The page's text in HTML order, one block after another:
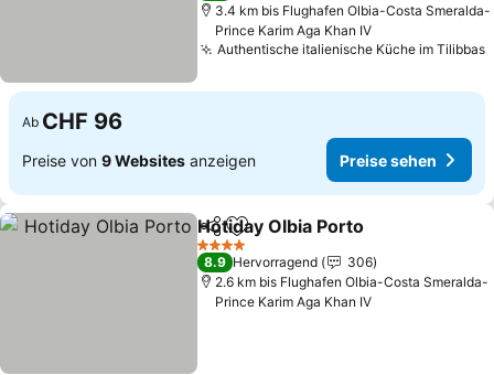
3.4 km bis Flughafen Olbia-Costa Smeralda-
Prince Karim Aga Khan IV
Authentische italienische Küche im Tilibbas
Ab CHF 96
Preise von 9 Websites anzeigen Preise sehen
TeilenZu Favoriten hinzufügen
Hotiday Olbia Porto
4 Sterne
8.9 Hervorragend
306
2.6 km bis Flughafen Olbia-Costa Smeralda-
Prince Karim Aga Khan IV